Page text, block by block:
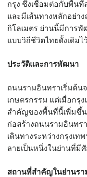
กรุง ซึ่งเชื่อมต่อกับพื้น
และมีเส้นทางหลักอย่า
กิโลเมตร ย่านนี้มีการพั
แบบวิถีชีวิตไทยดั้งเดิมไ
ประวัติและการพัฒนา
ถนนรามอินทราเริ่มต้
เกษตรกรรม แต่เมื่อกรุ
สำคัญของพื้นที่นี้เพิ่มขึ้น
ก่อสร้างถนนรามอินทร
เดินทางระหว่างกรุงเ
ลายเป็นหนึ่งในย่านที่มี
สถานที่สำคัญในย่านรา